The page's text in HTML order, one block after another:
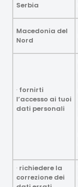
Serbia
Macedonia del
Nord
· fornirti
l’accesso ai tuoi
dati personali
· richiedere la
correzione dei